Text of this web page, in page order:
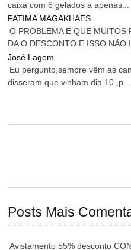
caixa com 6 gelados a apenas...
FATIMA MAGAKHAES
O PROBLEMA É QUE MUITOS
DA O DESCONTO E ISSO NÃO
José Lagem
Eu pergunto,sempre vêm as
disseram que vinham dia 10 ,p...
Posts Mais
Avistamento 55% desconto